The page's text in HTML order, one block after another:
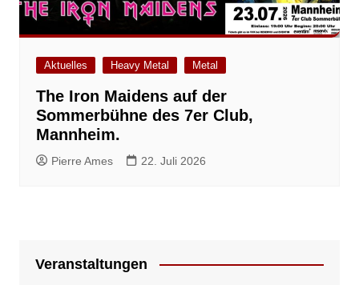
Aktuelles Heavy Metal Metal
The Iron Maidens auf der
Sommerbühne des 7er Club,
Mannheim.
Pierre Ames 22. Juli 2026
Veranstaltungen